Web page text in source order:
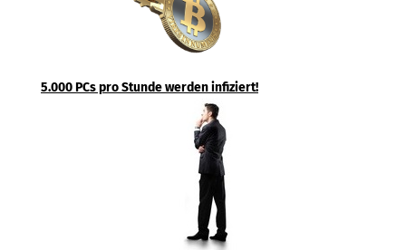
5.000 PCs pro Stunde werden infiziert!